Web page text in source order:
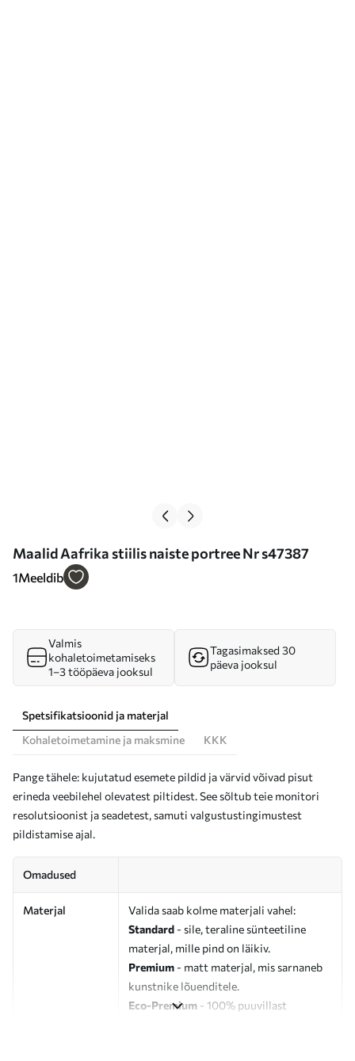
Maalid Aafrika stiilis naiste portree Nr s47387
1Meeldib
Valmis
kohaletoimetamiseks
1–3 tööpäeva jooksul
Tagasimaksed 30
päeva jooksul
Spetsifikatsioonid ja materjal
Kohaletoimetamine ja maksmine
KKK
Pange tähele: kujutatud esemete pildid ja värvid võivad pisut
erineda veebilehel olevatest piltidest. See sõltub teie monitori
resolutsioonist ja seadetest, samuti valgustustingimustest
pildistamise ajal.
Omadused
Materjal
Valida saab kolme materjali vahel:
Standard - sile, teraline sünteetiline
materjal, mille pind on läikiv.
Premium - matt materjal, mis sarnaneb
kunstnike lõuenditele.
Eco-Premium - 100% puuvillast